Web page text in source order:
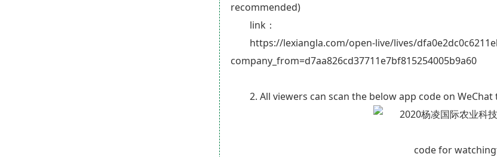
recommended)
link：
https://lexiangla.com/open-live/lives/
company_from=d7aa826cd37711e7bf815254005b9a60
2. All viewers can scan the below app code on
code for